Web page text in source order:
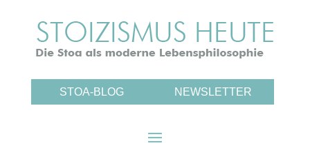
STOA-BLOG NEWSLETTER